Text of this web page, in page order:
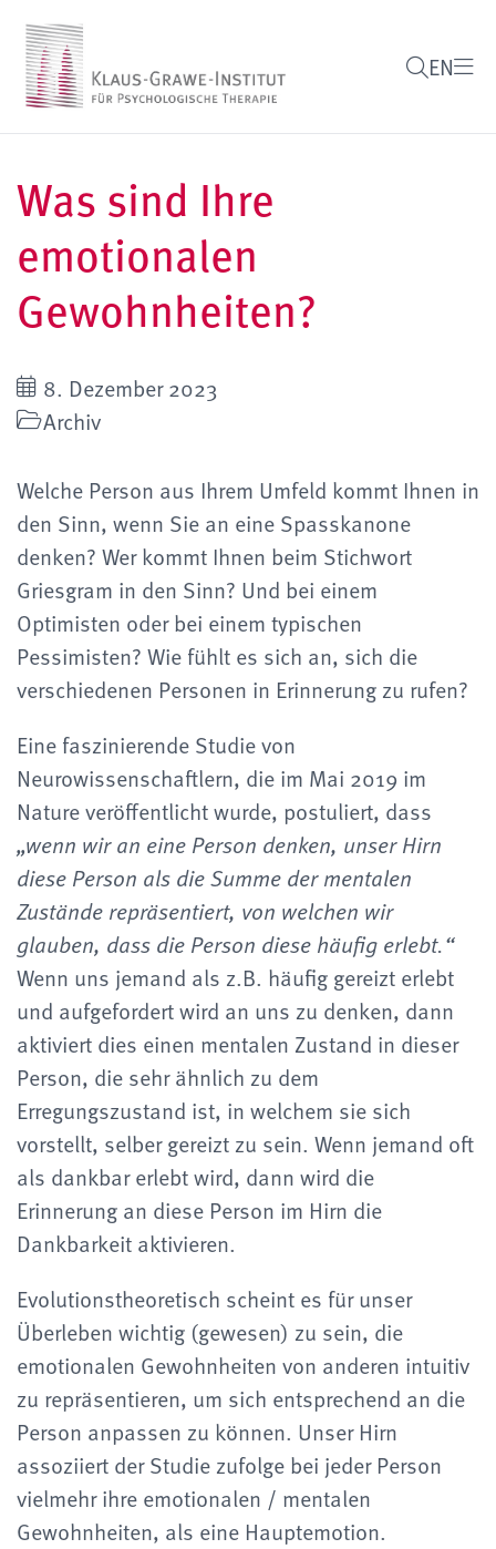
EN
Was sind Ihre
emotionalen
Gewohnheiten?
8. Dezember 2023
Archiv
Welche Person aus Ihrem Umfeld kommt Ihnen in
den Sinn, wenn Sie an eine Spasskanone
denken? Wer kommt Ihnen beim Stichwort
Griesgram in den Sinn? Und bei einem
Optimisten oder bei einem typischen
Pessimisten? Wie fühlt es sich an, sich die
verschiedenen Personen in Erinnerung zu rufen?
Eine faszinierende Studie von
Neurowissenschaftlern, die im Mai 2019 im
Nature veröffentlicht wurde, postuliert, dass
„wenn wir an eine Person denken, unser Hirn
diese Person als die Summe der mentalen
Zustände repräsentiert, von welchen wir
glauben, dass die Person diese häufig erlebt.“
Wenn uns jemand als z.B. häufig gereizt erlebt
und aufgefordert wird an uns zu denken, dann
aktiviert dies einen mentalen Zustand in dieser
Person, die sehr ähnlich zu dem
Erregungszustand ist, in welchem sie sich
vorstellt, selber gereizt zu sein. Wenn jemand oft
als dankbar erlebt wird, dann wird die
Erinnerung an diese Person im Hirn die
Dankbarkeit aktivieren.
Evolutionstheoretisch scheint es für unser
Überleben wichtig (gewesen) zu sein, die
emotionalen Gewohnheiten von anderen intuitiv
zu repräsentieren, um sich entsprechend an die
Person anpassen zu können. Unser Hirn
assoziiert der Studie zufolge bei jeder Person
vielmehr ihre emotionalen / mentalen
Gewohnheiten, als eine Hauptemotion.